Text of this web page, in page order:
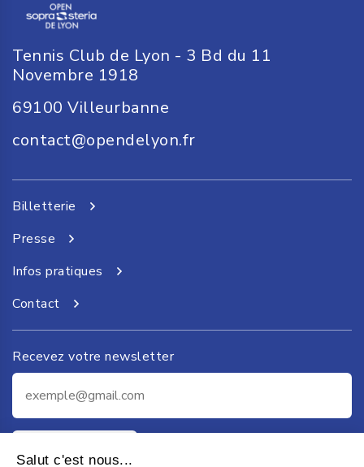
Salut c'est nous...
Tennis Club de Lyon - 3 Bd du 11
Novembre 1918
69100 Villeurbanne
contact@opendelyon.fr
Billetterie
Presse
Infos pratiques
Contact
Recevez votre newsletter
Je m'inscris